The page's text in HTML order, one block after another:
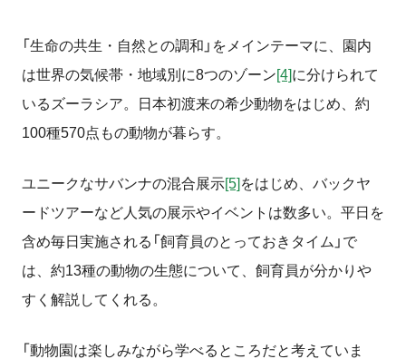
「生命の共生・自然との調和」をメインテーマに、園内
は世界の気候帯・地域別に8つのゾーン[4]に分けられて
いるズーラシア。日本初渡来の希少動物をはじめ、約
100種570点もの動物が暮らす。
ユニークなサバンナの混合展示[5] をはじめ、バックヤ
ードツアーなど人気の展示やイベントは数多い。平日を
含め毎日実施される「飼育員のとっておきタイム」で
は、約13種の動物の生態について、飼育員が分かりや
すく解説してくれる。
「 動物園は楽しみながら学べるところだと考えていま